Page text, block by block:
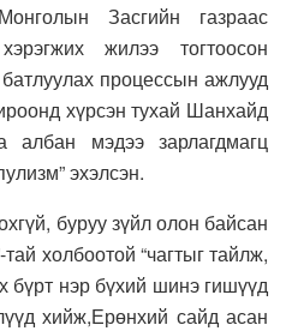
Засгийн газраас
жилээ тогтоосон
процессын ажлууд
хүрсэн тухай Шанхайд
албан мэдээ зарлагдмагц
эхэлсэн.
буруу зүйл олон байсан
холбоотой “чагтыг тайлж,
бүрт нэр бүхий шинэ гишүүд
хийж,Ерөнхий сайд асан